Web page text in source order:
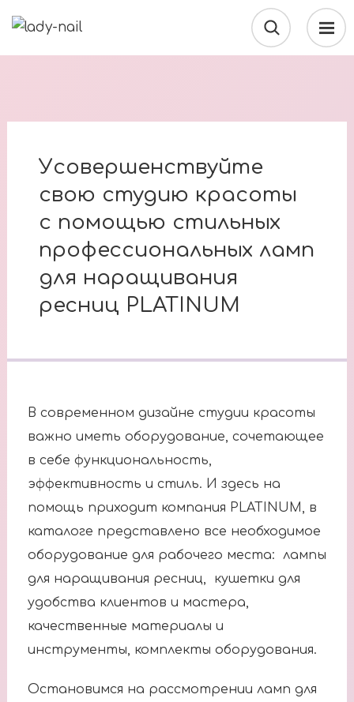
Усовершенствуйте
свою студию красоты
с помощью стильных
профессиональных ламп
для наращивания
ресниц PLATINUM
В современном дизайне студии красоты
важно иметь оборудование, сочетающее
в себе функциональность,
эффективность и стиль. И здесь на
помощь приходит компания PLATINUM, в
каталоге представлено все необходимое
оборудование для рабочего места: лампы
для наращивания ресниц, кушетки для
удобства клиентов и мастера,
качественные материалы и
инструменты, комплекты оборудования.
Остановимся на рассмотрении ламп для